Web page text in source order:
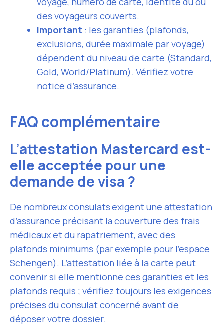
des voyageurs couverts.
Important : les garanties (plafonds,
exclusions, durée maximale par voyage)
dépendent du niveau de carte (Standard,
Gold, World/Platinum). Vérifiez votre
notice d’assurance.
FAQ complémentaire
L’attestation Mastercard est-
elle acceptée pour une
demande de visa ?
De nombreux consulats exigent une attestation
d’assurance précisant la couverture des frais
médicaux et du rapatriement, avec des
plafonds minimums (par exemple pour l’espace
Schengen). L’attestation liée à la carte peut
convenir si elle mentionne ces garanties et les
plafonds requis ; vérifiez toujours les exigences
précises du consulat concerné avant de
déposer votre dossier.